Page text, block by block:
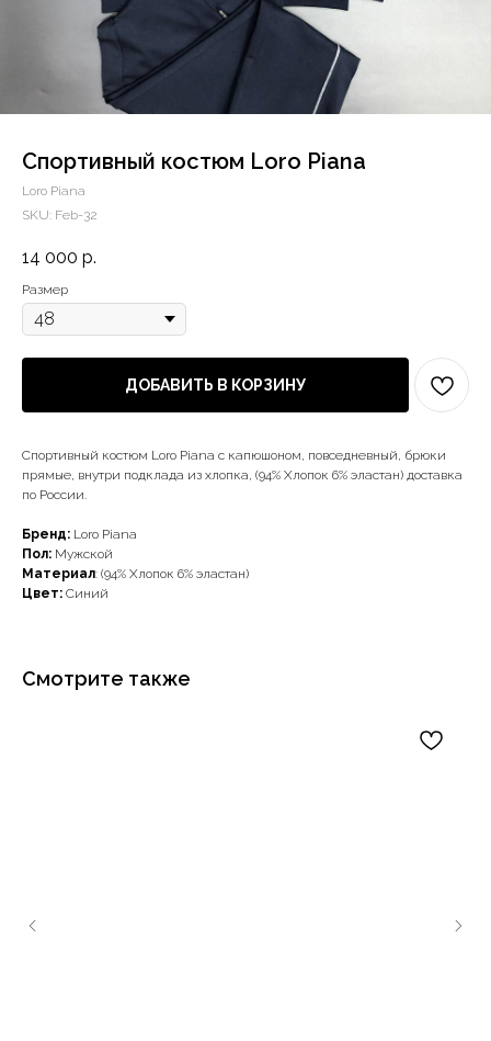
Спортивный костюм Loro Piana
Loro Piana
SKU: Feb-32
14 000 р.
Размер
ДОБАВИТЬ В КОРЗИНУ
Спортивный костюм Loro Piana с капюшоном, повседневный, брюки
прямые, внутри подклада из хлопка, (94% Хлопок 6% эластан) доставка
по России.
Бренд: Loro Piana
Пол: Мужской
Материал: (94% Хлопок 6% эластан)
Цвет: Синий
Смотрите также